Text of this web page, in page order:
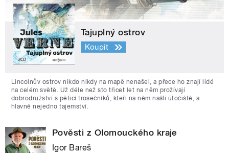
Tajuplný ostrov
Koupit
Lincolnův ostrov nikdo nikdy na mapě nenašel, a přece ho znají lidé
na celém světě. Už déle než sto třicet let na něm prožívají
dobrodružství s pěticí trosečníků, kteří na něm našli útočiště, a
hlavně nejedno tajemství.
Pověsti z Olomouckého kraje
Igor Bareš